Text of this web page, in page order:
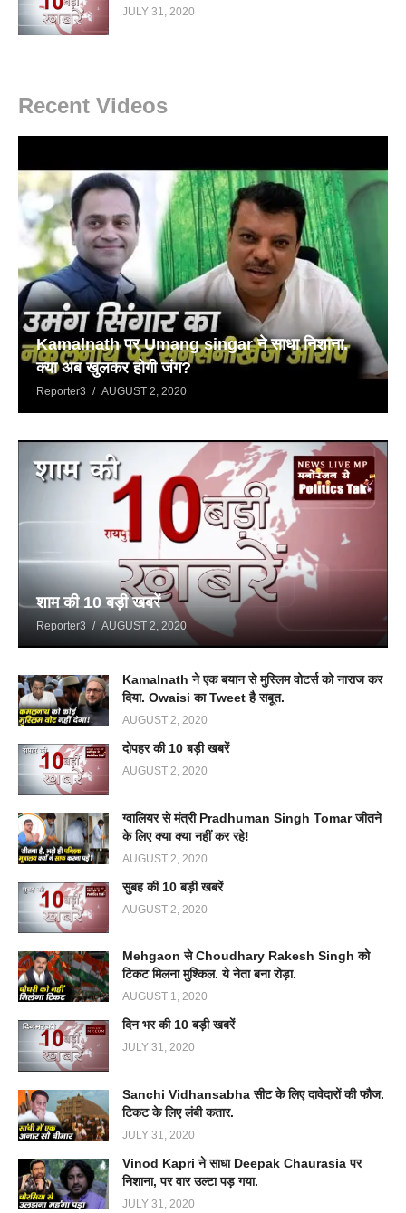
JULY 31, 2020
Recent Videos
Kamalnath पर Umang singar ने साधा निशाना.
क्या अब खुलकर होगी जंग?
Reporter3 AUGUST 2, 2020
शाम की 10 बड़ी खबरें
Reporter3 AUGUST 2, 2020
Kamalnath ने एक बयान से मुस्लिम वोटर्स को नाराज कर
दिया. Owaisi का Tweet है सबूत.
AUGUST 2, 2020
दोपहर की 10 बड़ी खबरें
AUGUST 2, 2020
ग्वालियर से मंत्री Pradhuman Singh Tomar जीतने
के लिए क्या क्या नहीं कर रहे!
AUGUST 2, 2020
सुबह की 10 बड़ी खबरें
AUGUST 2, 2020
Mehgaon से Choudhary Rakesh Singh को
टिकट मिलना मुश्किल. ये नेता बना रोड़ा.
AUGUST 1, 2020
दिन भर की 10 बड़ी खबरें
JULY 31, 2020
Sanchi Vidhansabha सीट के लिए दावेदारों की फौज.
टिकट के लिए लंबी कतार.
JULY 31, 2020
Vinod Kapri ने साधा Deepak Chaurasia पर
निशाना, पर वार उल्टा पड़ गया.
JULY 31, 2020